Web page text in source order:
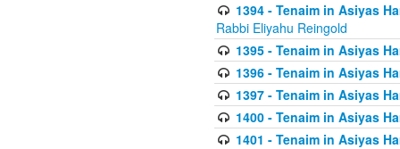
1394 - Tenaim in Asiyas
Rabbi Eliyahu Reingold
1395 - Tenaim in Asiyas
1396 - Tenaim in Asiyas
1397 - Tenaim in Asiyas
1400 - Tenaim in Asiyas
1401 - Tenaim in Asiyas